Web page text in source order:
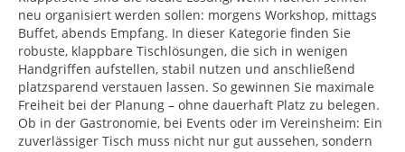
neu organisiert werden sollen: morgens Workshop, mittags
Buffet, abends Empfang. In dieser Kategorie finden Sie
robuste, klappbare Tischlösungen, die sich in wenigen
Handgriffen aufstellen, stabil nutzen und anschließend
platzsparend verstauen lassen. So gewinnen Sie maximale
Freiheit bei der Planung – ohne dauerhaft Platz zu belegen.
Ob in der Gastronomie, bei Events oder im Vereinsheim: Ein
zuverlässiger Tisch muss nicht nur gut aussehen, sondern